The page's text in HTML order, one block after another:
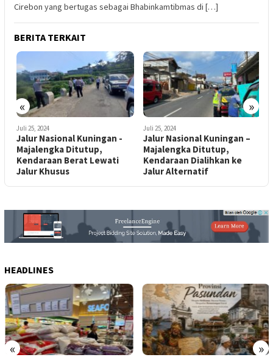
Cirebon yang bertugas sebagai Bhabinkamtibmas di […]
BERITA TERKAIT
« »
Juli 25, 2024
Jalur Nasional Kuningan -
Majalengka Ditutup,
Kendaraan Berat Lewati
Jalur Khusus
Juli 25, 2024
Jalur Nasional Kuningan –
Majalengka Ditutup,
Kendaraan Dialihkan ke
Jalur Alternatif
HEADLINES
« »